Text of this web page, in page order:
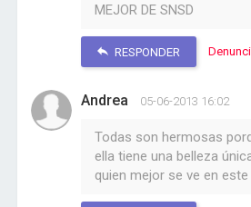
MEJOR DE SNSD
RESPONDER
Andrea 05-06-2013 16:02
Todas son hermosas
ella tiene una belleza
quien mejor se ve en